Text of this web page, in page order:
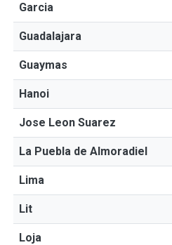
Garcia
Guadalajara
Guaymas
Hanoi
Jose Leon Suarez
La Puebla de Almoradiel
Lima
Lit
Loja